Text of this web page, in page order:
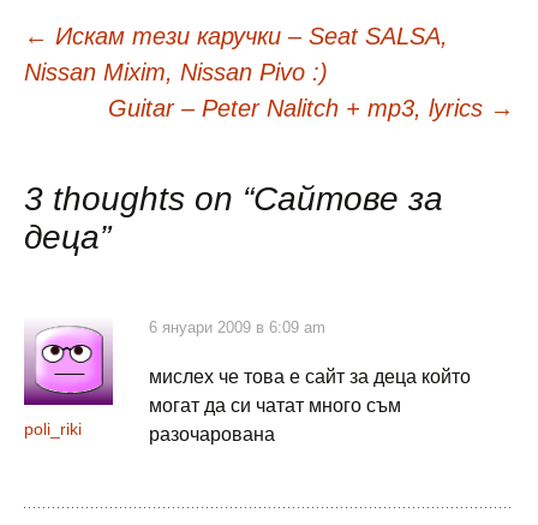
Навигация
публикациите
← Искам тези каручки – Seat SALSA,
Nissan Mixim, Nissan Pivo :)
Guitar – Peter Nalitch + mp3, lyrics →
3 thoughts on “Сайтове за
деца”
poli_riki
6 януари 2009 в 6:09 am
мислех че това е сайт за деца който
могат да си чатат много съм
разочарована